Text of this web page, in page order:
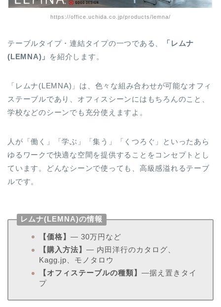
https://office.uchida.co.jp/products/lemna/
テーブルタイプ・連結タイプの一つである、
「レムナ
(LEMNA)」
を紹介します。
「レムナ(LEMNA)」は、色々な組み合わせが可能なオフィ
ステーブルであり、オフィスシーンにはもちろんのこと、
学校などのシーンでも充分使えますよ。
人が「働く」「学ぶ」「集う」「くつろぐ」といったあら
ゆるワークで快適な空間を提供することをコンセプトとし
ています。どんなシーンで使っても、高級感溢れるテーブ
ルです。
レムナ(LEMNA)の情報
【価格】 ― 30万円など
【購入方法】 ― 内田洋行のカタログ、
Kagg.jp、モノタロウ
【オフィステーブルの種類】 ―据え置きタイ
プ